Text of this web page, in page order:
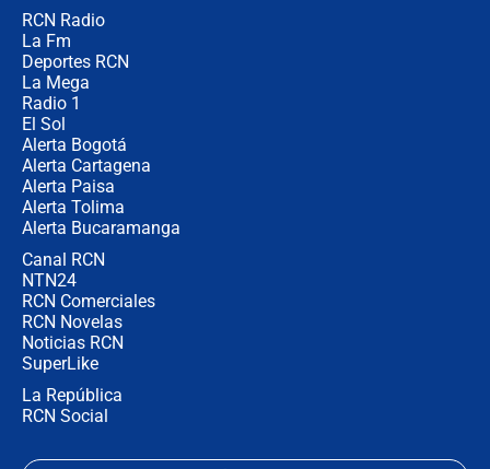
RCN Radio
La Fm
Deportes RCN
La Mega
Radio 1
El Sol
Alerta Bogotá
Alerta Cartagena
Alerta Paisa
Alerta Tolima
Alerta Bucaramanga
Canal RCN
NTN24
RCN Comerciales
RCN Novelas
Noticias RCN
SuperLike
La República
RCN Social